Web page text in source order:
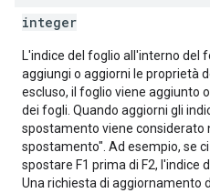
integer
L'indice del foglio all'interno del
aggiungi o aggiorni le proprietà
escluso, il foglio viene aggiunto
dei fogli. Quando aggiorni gli
spostamento viene considerato
spostamento". Ad esempio, se
spostare F1 prima di F2, l'indice
Una richiesta di aggiornamento